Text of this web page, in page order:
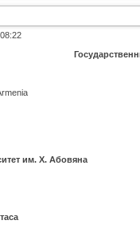
им. Х. Абовяна